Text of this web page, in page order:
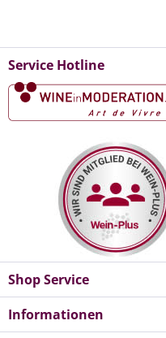
Service Hotline
Shop Service
Informationen